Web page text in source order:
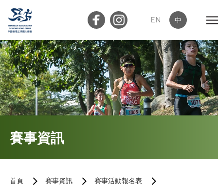
EN 中
會員登入 屬會登入
首頁
賽事資訊
首頁 賽事資訊
賽事活動報名表